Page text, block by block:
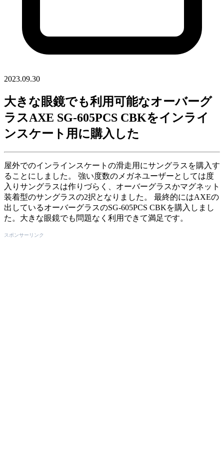
2023.09.30
大きな眼鏡でも利用可能なオーバーグ
ラスAXE SG-605PCS CBKをインライ
ンスケート用に購入した
屋外でのインラインスケートの滑走用にサングラスを購入す
ることにしました。 強い度数のメガネユーザーとしては度
入りサングラスは作りづらく、オーバーグラスかマグネット
装着型のサングラスの2択となりました。 最終的にはAXEの
出しているオーバーグラスのSG-605PCS CBKを購入しまし
た。大きな眼鏡でも問題なく利用できて満足です。
スポンサーリンク